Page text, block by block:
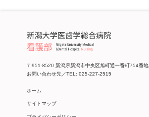
〒951-8520 新潟県新潟市中央区旭町通一番町754番地
お問い合わせ先／TEL: 025-227-2515
ホーム
サイトマップ